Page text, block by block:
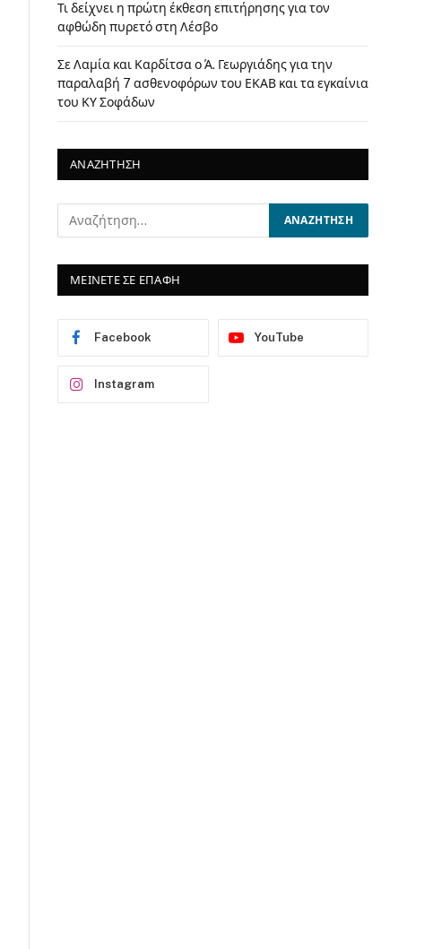
Τι δείχνει η πρώτη έκθεση επιτήρησης για τον
αφθώδη πυρετό στη Λέσβο
Σε Λαμία και Καρδίτσα ο Ά. Γεωργιάδης για την
παραλαβή 7 ασθενοφόρων του ΕΚΑΒ και τα εγκαίνια
του ΚΥ Σοφάδων
ΑΝΑΖΗΤΗΣΗ
ΜΕΙΝΕΤΕ ΣΕ ΕΠΑΦΗ
Facebook YouTube
Instagram